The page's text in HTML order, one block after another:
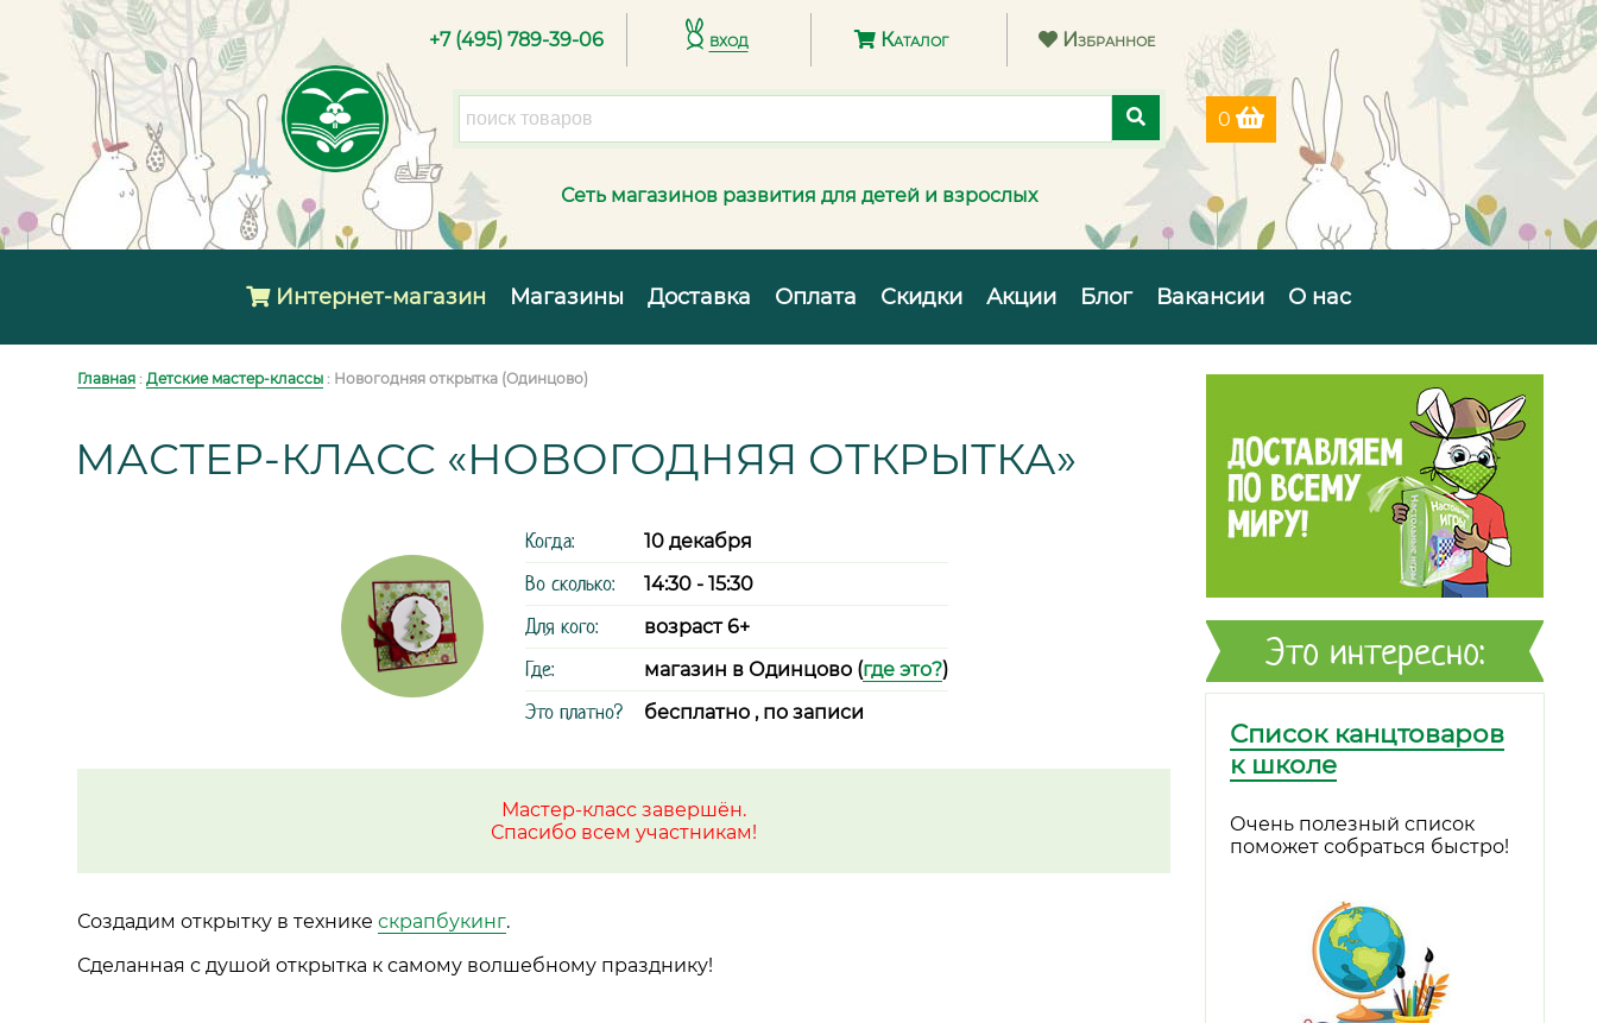
+7 (495) 789-39-06 вход Каталог Избранное
0
Сеть магазинов развития для детей и взрослых
Интернет-магазин Магазины Доставка Оплата Скидки Акции Блог Вакансии О нас
Главная : Детские мастер-классы : Новогодняя открытка (Одинцово)
МАСТЕР-КЛАСС «НОВОГОДНЯЯ ОТКРЫТКА»
Когда: 10 декабря
Во сколько: 14:30 - 15:30
Для кого: возраст 6+
Где: магазин в Одинцово (где это?)
Это платно? бесплатно , по записи
Мастер-класс завершён.
Спасибо всем участникам!
Создадим открытку в технике скрапбукинг.
Сделанная с душой открытка к самому волшебному празднику!
Это интересно:
Список канцтоваров
к школе
Очень полезный список
поможет собраться быстро!